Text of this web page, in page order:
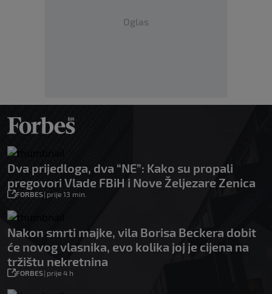
Oglas
Dva prijedloga, dva “NE”: Kako su propali
pregovori Vlade FBiH i Nove Željezare Zenica
FORBES| prije 13 min.
Nakon smrti majke, vila Borisa Beckera dobit
će novog vlasnika, evo kolika joj je cijena na
tržištu nekretnina
FORBES| prije 4 h